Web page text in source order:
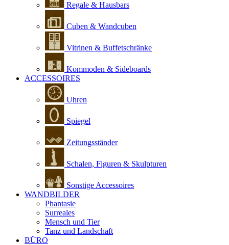
Regale & Hausbars
Cuben & Wandcuben
Vitrinen & Buffetschränke
Kommoden & Sideboards
ACCESSOIRES
Uhren
Spiegel
Zeitungsständer
Schalen, Figuren & Skulpturen
Sonstige Accessoires
WANDBILDER
Phantasie
Surreales
Mensch und Tier
Tanz und Landschaft
BÜRO